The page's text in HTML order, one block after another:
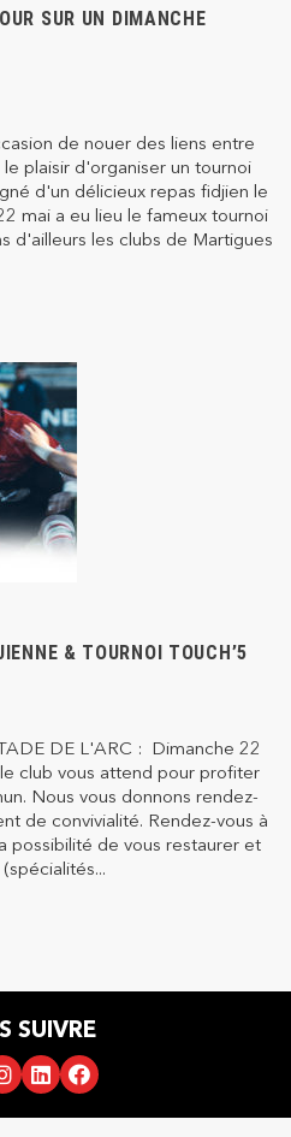
SUR UN DIMANCHE
de nouer des liens entre
plaisir d'organiser un tournoi
d'un délicieux repas fidjien le
mai a eu lieu le fameux tournoi
d'ailleurs les clubs de Martigues
& TOURNOI TOUCH’5
DE L'ARC : Dimanche 22
club vous attend pour profiter
Nous vous donnons rendez-
de convivialité. Rendez-vous à
possibilité de vous restaurer et
SUIVRE